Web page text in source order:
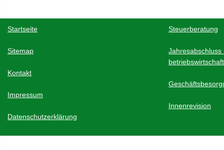
Startseite
Sitemap
Kontakt
Impressum
Datenschutzerklärung
Steuerberatung
Jahresabschluss
Innenrevision